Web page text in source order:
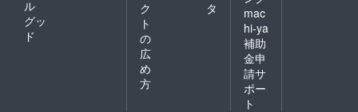
ル
グッ
ド
ク
ト
の
広
め
方
タ
mac
hi-ya
補助
金申
請サ
ポー
ト